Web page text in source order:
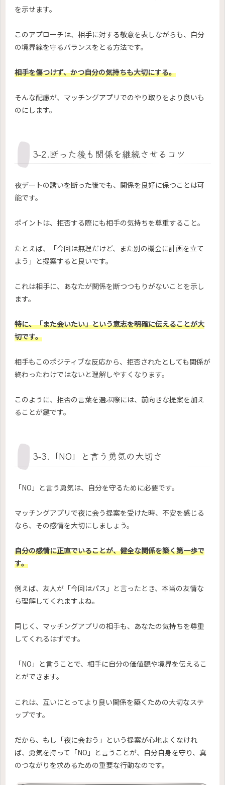
を示せます。
このアプローチは、相手に対する敬意を表しながらも、自分
の境界線を守るバランスをとる方法です。
相手を傷つけず、かつ自分の気持ちも大切にする。
そんな配慮が、マッチングアプリでのやり取りをより良いも
のにします。
3-2.断った後も関係を継続させるコツ
夜デートの誘いを断った後でも、関係を良好に保つことは可
能です。
ポイントは、拒否する際にも相手の気持ちを尊重すること。
たとえば、「今回は無理だけど、また別の機会に計画を立て
よう」と提案すると良いです。
これは相手に、あなたが関係を断つつもりがないことを示し
ます。
特に、「また会いたい」という意志を明確に伝えることが大
切です。
相手もこのポジティブな反応から、拒否されたとしても関係が
終わったわけではないと理解しやすくなります。
このように、拒否の言葉を選ぶ際には、前向きな提案を加え
ることが鍵です。
3-3.「NO」と言う勇気の大切さ
「NO」と言う勇気は、自分を守るために必要です。
マッチングアプリで夜に会う提案を受けた時、不安を感じる
なら、その感情を大切にしましょう。
自分の感情に正直でいることが、健全な関係を築く第一歩で
す。
例えば、友人が「今回はパス」と言ったとき、本当の友情な
ら理解してくれますよね。
同じく、マッチングアプリの相手も、あなたの気持ちを尊重
してくれるはずです。
「NO」と言うことで、相手に自分の価値観や境界を伝えるこ
とができます。
これは、互いにとってより良い関係を築くための大切なステ
ップです。
だから、もし「夜に会おう」という提案が心地よくなけれ
ば、勇気を持って「NO」と言うことが、自分自身を守り、真
のつながりを求めるための重要な行動なのです。